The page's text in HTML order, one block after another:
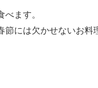
ます。
節には欠かせないお料